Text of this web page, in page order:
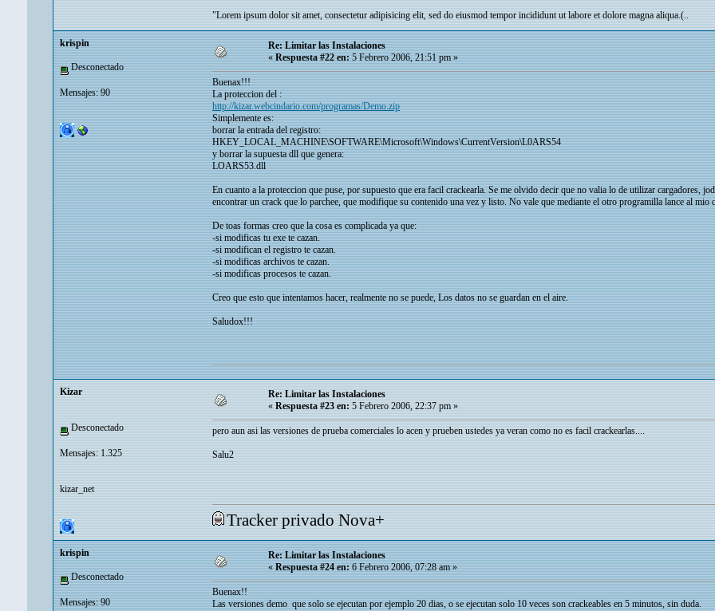
"Lorem ipsum dolor sit amet, consectetur adipisicing elit, sed do eiusmod tempor incididunt ut labore et dolore magna aliqua.(..
krispin
Desconectado
Mensajes: 90
Re: Limitar las Instalaciones
«Respuesta #22 en:5 Febrero 2006, 21:51 pm »
Buenax!!!
La proteccion del :
http://kizar.webcindario.com/programas/Demo.zip
Simplemente es:
borrar la entrada del registro:
HKEY_LOCAL_MACHINE\SOFTWARE\Microsoft\Windows\CurrentVersion\L0ARS54
y borrar la supuesta dll que genera:
LOARS53.dll
En cuanto a la proteccion que puse, por supuesto que era facil crackearla. Se me olvido decir que no valia lo de utilizar cargadores,
encontrar un crack que lo parchee, que modifique su contenido una vez y listo. No vale que mediante el otro programilla lance al mio
De toas formas creo que la cosa es complicada ya que:
-si modificas tu exe te cazan.
-si modifican el registro te cazan.
-si modificas archivos te cazan.
-si modificas procesos te cazan.
Creo que esto que intentamos hacer, realmente no se puede, Los datos no se guardan en el aire.
Saludox!!!
Kizar
Desconectado
Mensajes: 1.325
kizar_net
Re: Limitar las Instalaciones
« Respuesta #23 en: 5 Febrero 2006, 22:37 pm »
pero aun asi las versiones de prueba comerciales lo acen y prueben ustedes ya veran como no es facil crackearlas....
Salu2
Tracker privado Nova+
krispin
Desconectado
Mensajes: 90
Re: Limitar las Instalaciones
«Respuesta #24 en:6 Febrero 2006, 07:28 am »
Buenax!!
Las versiones demo que solo se ejecutan por ejemplo 20 dias, o se ejecutan solo 10 veces son crackeables en 5 minutos, sin duda.